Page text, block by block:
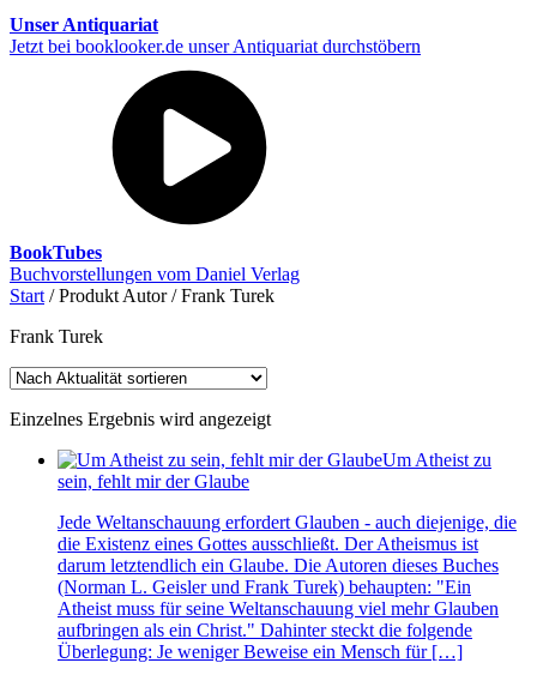
Unser Antiquariat
Jetzt bei booklooker.de unser Antiquariat durchstöbern
BookTubes
Buchvorstellungen vom Daniel Verlag
Start / Produkt Autor / Frank Turek
Frank Turek
Einzelnes Ergebnis wird angezeigt
Um Atheist zu
sein, fehlt mir der Glaube
Jede Weltanschauung erfordert Glauben - auch diejenige, die
die Existenz eines Gottes ausschließt. Der Atheismus ist
darum letztendlich ein Glaube. Die Autoren dieses Buches
(Norman L. Geisler und Frank Turek) behaupten: "Ein
Atheist muss für seine Weltanschauung viel mehr Glauben
aufbringen als ein Christ." Dahinter steckt die folgende
Überlegung: Je weniger Beweise ein Mensch für […]